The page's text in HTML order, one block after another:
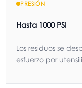
PRESIÓN
Hasta 1000 PSI
Los residuos se
esfuerzo por